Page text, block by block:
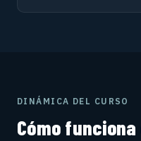
DINÁMICA DEL CURSO
Cómo funciona